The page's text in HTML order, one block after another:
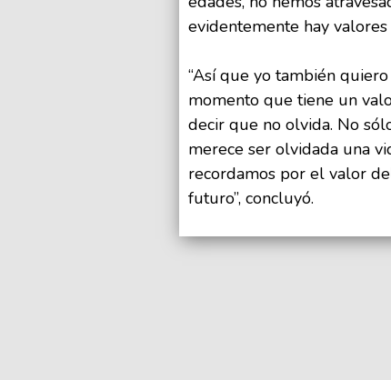
evidentemente hay valores
“Así que yo también
momento que tiene un
decir que no olvida. No
merece ser olvidada una
recordamos por el valor
futuro”, concluyó.